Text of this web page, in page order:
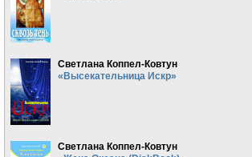
Светлана Коппел-Ковтун
«Высекательница Искр»
Светлана Коппел-Ковтун